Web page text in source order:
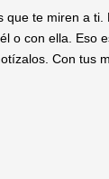
te miren a
o con ella. Eso
Con tus